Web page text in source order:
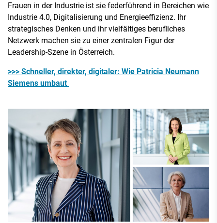
Frauen in der Industrie ist sie federführend in Bereichen wie
Industrie 4.0, Digitalisierung und Energieeffizienz. Ihr
strategisches Denken und ihr vielfältiges berufliches
Netzwerk machen sie zu einer zentralen Figur der
Leadership-Szene in Österreich.
>>> Schneller, direkter, digitaler: Wie Patricia Neumann
Siemens umbaut